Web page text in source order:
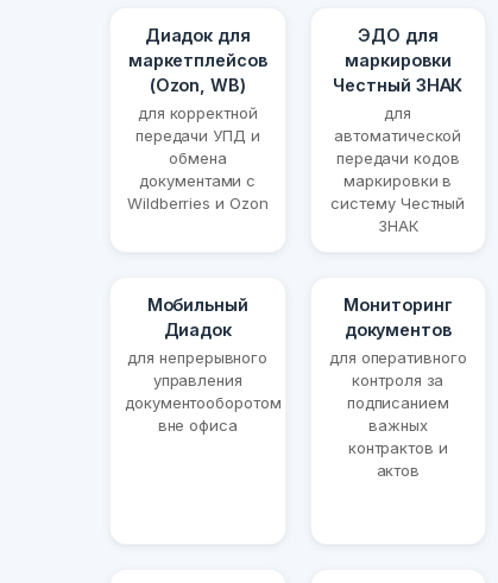
Диадок для
маркетплейсов
(Ozon, WB)
для корректной
передачи УПД и
обмена
документами с
Wildberries и Ozon
ЭДО для
маркировки
Честный ЗНАК
для
автоматической
передачи кодов
маркировки в
систему Честный
ЗНАК
Мобильный
Диадок
для непрерывного
управления
документооборотом
вне офиса
Мониторинг
документов
для оперативного
контроля за
подписанием
важных
контрактов и
актов